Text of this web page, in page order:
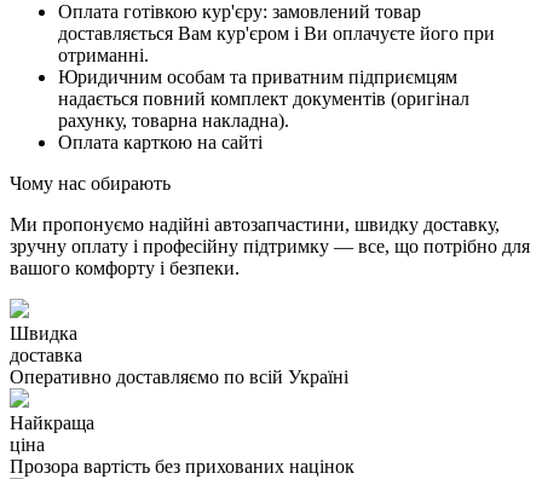
Оплата готівкою кур'єру: замовлений товар
доставляється Вам кур'єром і Ви оплачуєте його при
отриманні.
Юридичним особам та приватним підприємцям
надається повний комплект документів (оригінал
рахунку, товарна накладна).
Оплата карткою на сайті
Чому нас обирають
Ми пропонуємо надійні автозапчастини, швидку доставку,
зручну оплату і професійну підтримку — все, що потрібно для
вашого комфорту і безпеки.
Швидка
доставка
Оперативно доставляємо по всій Україні
Найкраща
ціна
Прозора вартість без прихованих націнок